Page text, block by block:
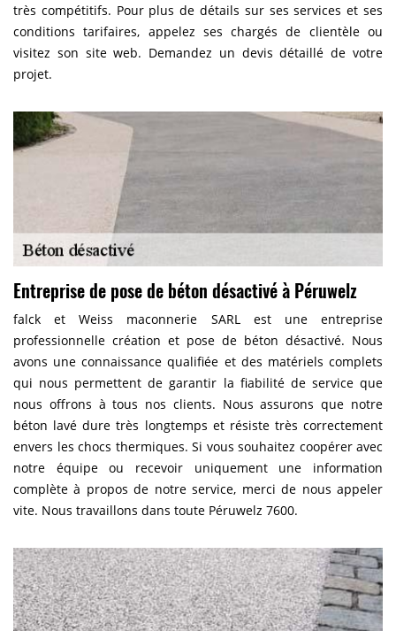
très compétitifs. Pour plus de détails sur ses services et ses
conditions tarifaires, appelez ses chargés de clientèle ou
visitez son site web. Demandez un devis détaillé de votre
projet.
Entreprise de pose de béton désactivé à Péruwelz
falck et Weiss maconnerie SARL est une entreprise
professionnelle création et pose de béton désactivé. Nous
avons une connaissance qualifiée et des matériels complets
qui nous permettent de garantir la fiabilité de service que
nous offrons à tous nos clients. Nous assurons que notre
béton lavé dure très longtemps et résiste très correctement
envers les chocs thermiques. Si vous souhaitez coopérer avec
notre équipe ou recevoir uniquement une information
complète à propos de notre service, merci de nous appeler
vite. Nous travaillons dans toute Péruwelz 7600.